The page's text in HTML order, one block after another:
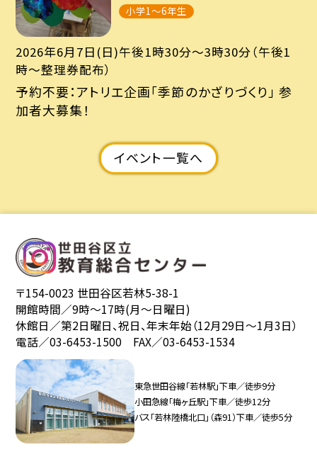
小学1～6年生
2026年6月7日(日)午後1時30分〜3時30分（午後1
時〜整理券配布）
予約不要：アトリエ企画「季節のかざりづくり」 参
加者大募集！
イベント一覧へ
〒154-0023 世田谷区若林5-38-1
開館時間／9時〜17時(月〜日曜日)
休館日／第2日曜日、祝日、年末年始（12月29日〜1月3日）
電話／03-6453-1500 FAX／03-6453-1534
東急世田谷線「若林駅」下車／徒歩9分
小田急線「梅ヶ丘駅」下車／徒歩12分
バス「若林陸橋北口」（森91）下車／徒歩5分